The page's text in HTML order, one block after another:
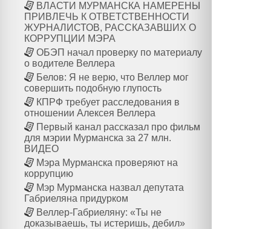
ВЛАСТИ МУРМАНСКА НАМЕРЕНЫ
ПРИВЛЕЧЬ К ОТВЕТСТВЕННОСТИ
ЖУРНАЛИСТОВ, РАССКАЗАВШИХ О
КОРРУПЦИИ МЭРА
ОБЭП начал проверку по материалу
о водителе Веллера
Белов: Я не верю, что Веллер мог
совершить подобную глупость
КПРФ требует расследования в
отношении Алексея Веллера
Первый канал рассказал про фильм
для мэрии Мурманска за 27 млн.
ВИДЕО
Мэра Мурманска проверяют на
коррупцию
Мэр Мурманска назвал депутата
Габриеляна придурком
Веллер-Габриеляну: «Ты не
доказываешь, ты истеришь, дебил»